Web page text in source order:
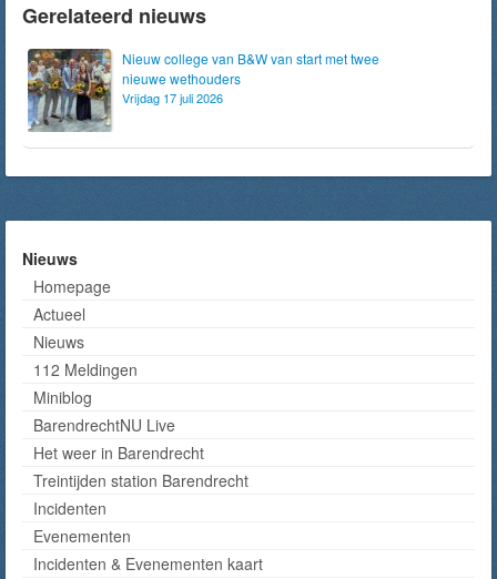
Gerelateerd nieuws
Nieuw college van B&W van start met twee
nieuwe wethouders
Vrijdag 17 juli 2026
Nieuws
Homepage
Actueel
Nieuws
112 Meldingen
Miniblog
BarendrechtNU Live
Het weer in Barendrecht
Treintijden station Barendrecht
Incidenten
Evenementen
Incidenten & Evenementen kaart